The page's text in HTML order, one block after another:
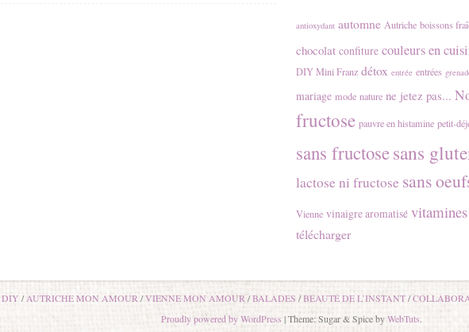
antioxydant automne Autriche boissons
chocolat confiture couleurs en
DIY Mini Franz détox entrée entrées
mariage mode nature ne jetez pas...
fructose pauvre en histamine petit-
sans fructosesans
lactose ni fructose sans
Vienne vinaigre aromatisé vitamines
télécharger
DIY AUTRICHE MON AMOUR VIENNE MON AMOUR BALADES BEAUTÉ DE L’INSTANT
Proudly powered by WordPress |Theme: Sugar & Spice byWebTuts.